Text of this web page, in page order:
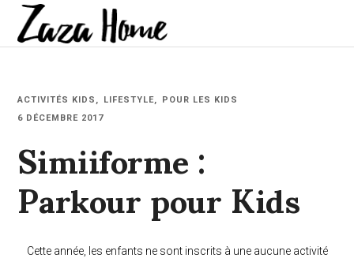
ACTIVITÉS KIDS LIFESTYLE
POUR LES KIDS
6 DÉCEMBRE 2017
Simiiforme :
Parkour pour Kids
Cette année, les enfants ne sont inscrits à une aucune activité